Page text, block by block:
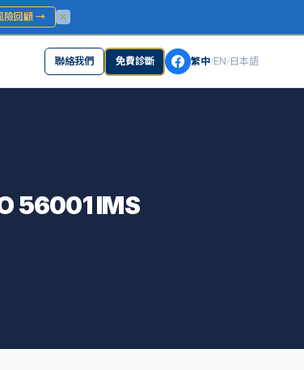
險回顧 →
聯絡我們 免費診斷 繁中/EN/日本語
56001 IMS